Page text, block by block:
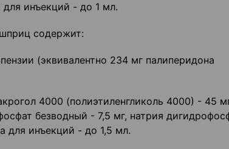
инъекций - до 1 мл.
содержит:
(эквивалентно 234 мг палиперидона
4000 (полиэтиленгликоль 4000) - 45
безводный - 7,5 мг, натрия
для инъекций - до 1,5 мл.